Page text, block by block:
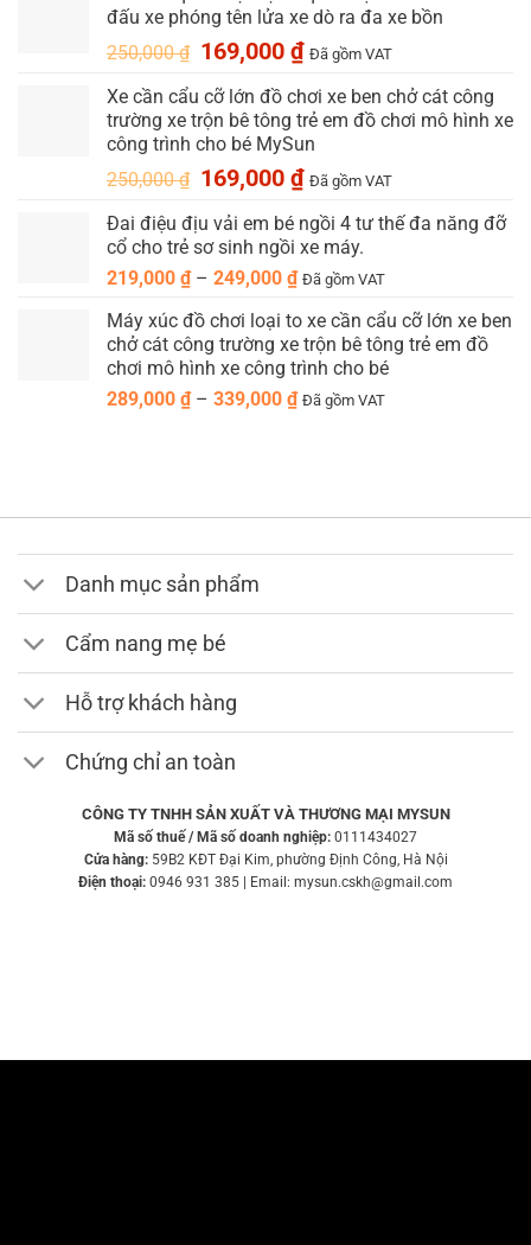
1,200,000 ₫.là:
899,000 ₫.
đấu xe phóng tên lửa xe dò ra đa xe bồn
250,000₫ Giá
là:
250,000 ₫.
169,000 ₫Giá
hiện
tại
là:
169,000 ₫.
Đã gồm VAT
Xe cần cẩu cỡ lớn đồ chơi xe ben chở cát công
trường xe trộn bê tông trẻ em đồ chơi mô hình xe
công trình cho bé MySun
250,000₫ Giá
là:
250,000 ₫.
169,000 ₫Giá
hiện
tại
là:
169,000 ₫.
Đã gồm VAT
Đai điệu địu vải em bé ngồi 4 tư thế đa năng đỡ
cổ cho trẻ sơ sinh ngồi xe máy.
219,000 ₫ – 249,000 ₫Khoảng
từ
219,000 ₫
đến
249,000 ₫
Đã gồm VAT
Máy xúc đồ chơi loại to xe cần cẩu cỡ lớn xe ben
chở cát công trường xe trộn bê tông trẻ em đồ
chơi mô hình xe công trình cho bé
289,000 ₫ – 339,000 ₫Khoảng
339,000 ₫
Đã gồm VAT
Danh mục sản phẩm
Cẩm nang mẹ bé
Hỗ trợ khách hàng
Chứng chỉ an toàn
CÔNG TY TNHH SẢN XUẤT VÀ THƯƠNG MẠI MYSUN
Mã số thuế / Mã số doanh nghiệp: 0111434027
Cửa hàng:59B2 KĐT Đại Kim, phường Định Công, Hà Nội
Điện thoại: 0946 931 385 | Email: mysun.cskh@gmail.com